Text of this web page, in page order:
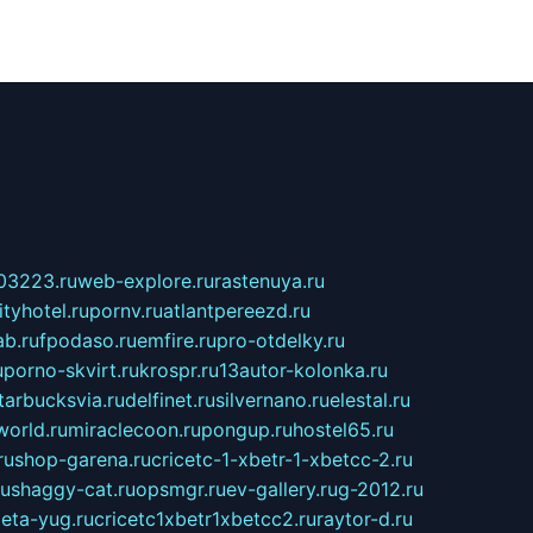
web-explore.rurastenuya.ru
pornv.ruatlantpereezd.ru
fpodaso.ruemfire.rupro-otdelky.ru
porno-skvirt.rukrospr.ru13autor-kolonka.ru
delfinet.rusilvernano.ruelestal.ru
miraclecoon.rupongup.ruhostel65.ru
shop-garena.rucricetc-1-xbetr-1-xbetcc-2.ru
shaggy-cat.ruopsmgr.ruev-gallery.rug-2012.ru
yug.rucricetc1xbetr1xbetcc2.ruraytor-d.ru